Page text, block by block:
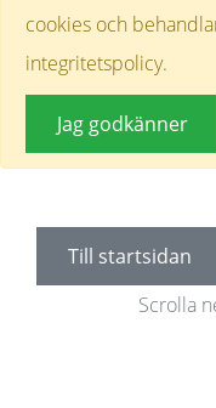
cookies och
integritetspolicy.
Jag godkänner
Till startsidan
Scrolla